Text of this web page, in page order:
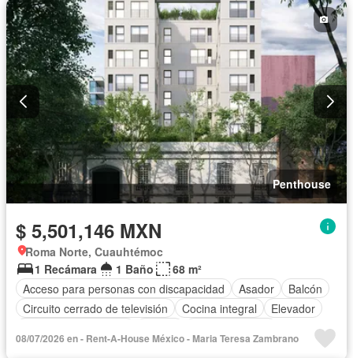
Penthouse
$ 5,501,146 MXN
Roma Norte, Cuauhtémoc
1 Recámara
1 Baño
68 m²
Acceso para personas con discapacidad
Asador
Balcón
Circuito cerrado de televisión
Cocina integral
Elevador
Seguridad
Vista panorámica Sin amueblar
08/07/2026 en - Rent-A-House México - Maria Teresa Zambrano